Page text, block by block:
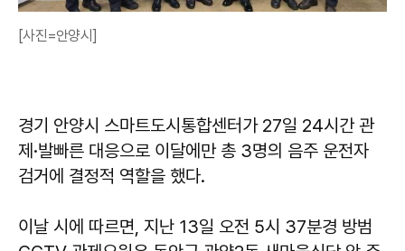
[사진=안양시]
경기 안양시 스마트도시통합센터가 27일 24시간 관
제·발빠른 대응으로 이달에만 총 3명의 음주 운전자
검거에 결정적 역할을 했다.
이날 시에 따르면, 지난 13일 오전 5시 37분경 방범